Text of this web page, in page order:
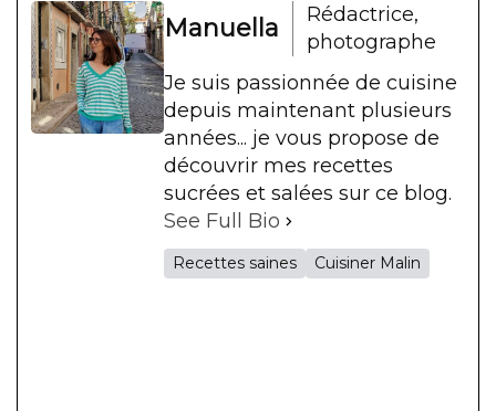
Manuella
Rédactrice,
photographe
Je suis passionnée de cuisine
depuis maintenant plusieurs
années... je vous propose de
découvrir mes recettes
sucrées et salées sur ce blog.
See Full Bio
Recettes saines Cuisiner Malin